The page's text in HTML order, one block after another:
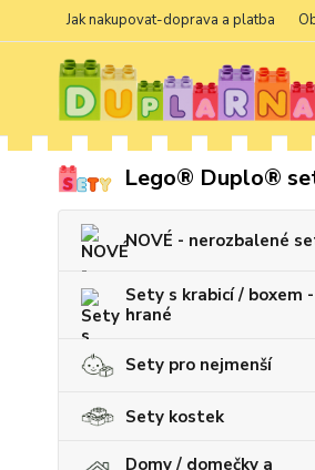
Jak nakupovat-doprava a platba
Lego® Duplo®
NOVÉ - nerozbalené
Sety s krabicí / boxem -
hrané
Sety pro nejmenší
Sety kostek
Domy / domečky a